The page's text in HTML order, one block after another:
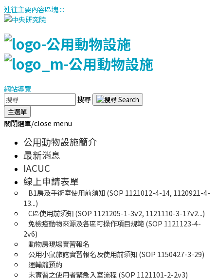
連往主要內容區塊:::
網站導覽
搜尋
主選單
關閉選單/close menu
公用動物設施簡介
最新消息
IACUC
線上申請表單
B1房及手術室使用前須知 (SOP 1121012-4-14, 1120921-4-
13...)
C區使用前須知 (SOP 1121205-1-3v2, 1121110-3-17v2...)
免檢疫動物來源及各區可操作項目規範 (SOP 1121123-4-
2v6)
動物房現場實習報名
公用小鼠旅館實習報名及使用前須知 (SOP 1150427-3-29)
運輸籠預約
未實習之使用者緊急入室流程 (SOP 1121101-2-2v3)